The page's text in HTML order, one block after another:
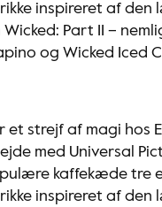
inspireret af den
Part II –
og Wicked Iced
et strejf af magi hos
med Universal
kaffekæde tre
inspireret af den